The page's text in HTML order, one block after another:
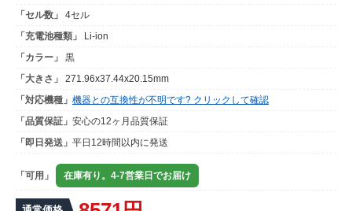
「セル数」
4セル
「充電池種類」
Li-ion
「カラー」
黒
「大きさ」
271.96x37.44x20.15mm
「対応機種」 機器との互換性が不明です? クリックして確認
「品質保証」 安心の12ヶ月品質保証
「即日発送」 平日12時間以内に発送
「可用」 在庫有り。4-7営業日でお届け